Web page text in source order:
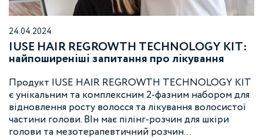
24.04.2024
IUSE HAIR REGROWTH TECHNOLOGY KIT:
найпоширеніші запитання про лікування
волосся препаратом
Продукт IUSE HAIR REGROWTH TECHNOLOGY KIT
є унікальним та комплексним 2-фазним набором для
відновлення росту волосся та лікування волосистої
частини голови. ВІн має пілінг-розчин для шкіри
голови та мезотерапевтичний розчин…